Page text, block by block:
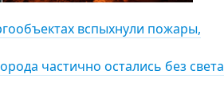
вспыхнули пожары,
частично остались без света